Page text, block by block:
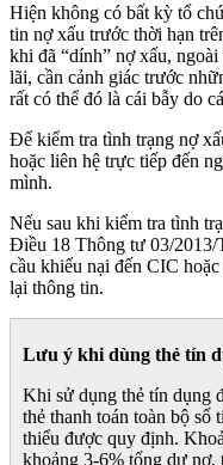
Hiện không có bất kỳ tổ
tin nợ xấu trước thời hạn
khi đã “dính” nợ xấu,
lãi, cần cảnh giác trước
rất có thể đó là cái bẫy do
Để kiểm tra tình trạng nợ
hoặc liên hệ trực tiếp đến
mình.
Nếu sau khi kiểm tra tình
Điều 18 Thông tư 03/
cầu khiếu nại đến CIC
lại thông tin.
Lưu ý khi dùng thẻ tín
Khi sử dụng thẻ tín dụng
thẻ thanh toán toàn bộ số
thiểu được quy định.
khoảng 3-6% tổng dư nợ,